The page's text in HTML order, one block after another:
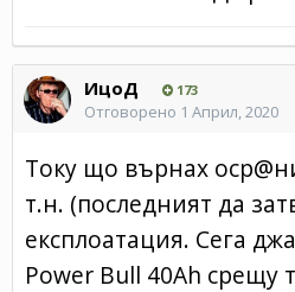
ИцоД 173
Отговорено 1 Април, 2020
Току що върнах
т.н. (последният да
експлоатация. Сега
Power Bull 40Ah срещу